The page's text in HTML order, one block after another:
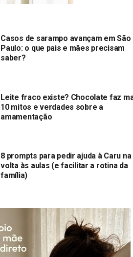
Casos de sarampo avançam em São
Paulo: o que pais e mães precisam
saber?
Leite fraco existe? Chocolate faz
10 mitos e verdades sobre a
amamentação
8 prompts para pedir ajuda à Caru na
volta às aulas (e facilitar a rotina da
família)